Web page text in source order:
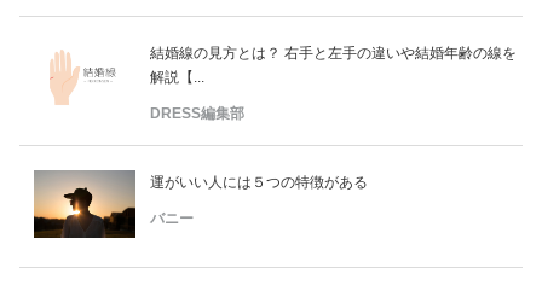
結婚線の見方とは？ 右手と左手の違いや結婚年齢の線を
解説【...
DRESS編集部
運がいい人には５つの特徴がある
バニー